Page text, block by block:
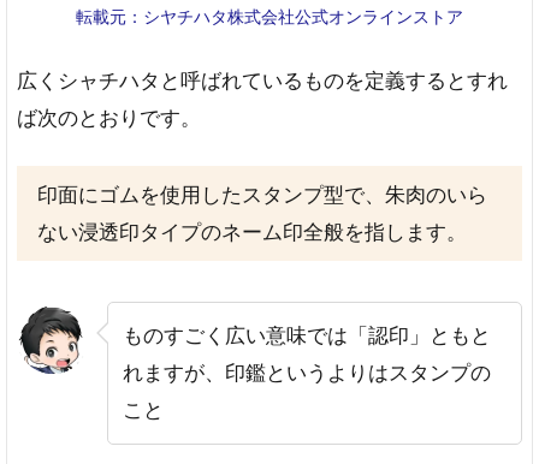
転載元：シヤチハタ株式会社公式オンラインストア
広くシャチハタと呼ばれているものを定義するとすれ
ば次のとおりです。
印面にゴムを使用したスタンプ型で、朱肉のいら
ない浸透印タイプのネーム印全般を指します。
ものすごく広い意味では「認印」ともと
れますが、印鑑というよりはスタンプの
こと